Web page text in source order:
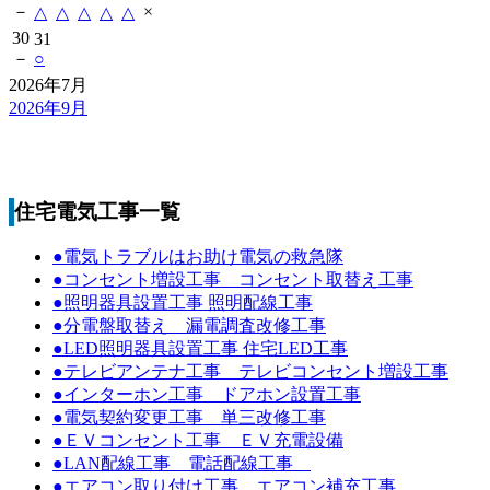
－ △ △ △ △ △ ×
30
－
31
○
2026年7月
2026年9月
住宅電気工事一覧
●電気トラブルはお助け電気の救急隊
●コンセント増設工事 コンセント取替え工事
●照明器具設置工事 照明配線工事
●分電盤取替え 漏電調査改修工事
●LED照明器具設置工事 住宅LED工事
●テレビアンテナ工事 テレビコンセント増設工事
●インターホン工事 ドアホン設置工事
●電気契約変更工事 単三改修工事
●ＥＶコンセント工事 ＥＶ充電設備
●LAN配線工事 電話配線工事